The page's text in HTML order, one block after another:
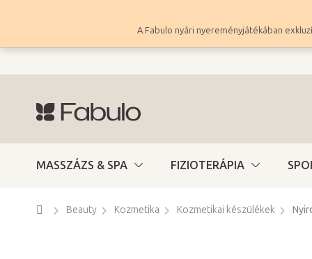
tartalomhoz
A Fabulo nyári nyereményjátékában
MASSZÁZS & SPA FIZIOTERÁPIA
Kezdőlap
Beauty Kozmetika Kozmetikai készülékek